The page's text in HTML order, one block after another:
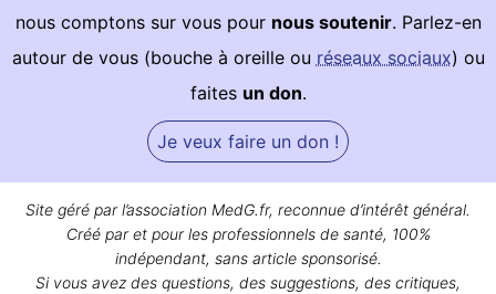
nous comptons sur vous pour nous soutenir. Parlez-en
autour de vous (bouche à oreille ou réseaux sociaux) ou
faites un don.
Je veux faire un don !
Site géré par l’association MedG.fr, reconnue d’intérêt général.
Créé par et pour les professionnels de santé, 100%
indépendant, sans article sponsorisé.
Si vous avez des questions, des suggestions, des critiques,